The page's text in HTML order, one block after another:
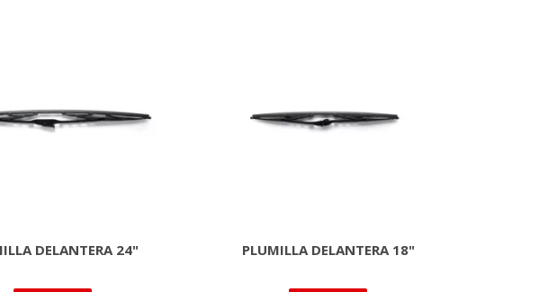
DELANTERA 24" PLUMILLA DELANTERA 18"